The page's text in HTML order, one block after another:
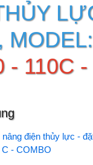
MODEL:
- 110C
điện thủy lực -
C - COMBO